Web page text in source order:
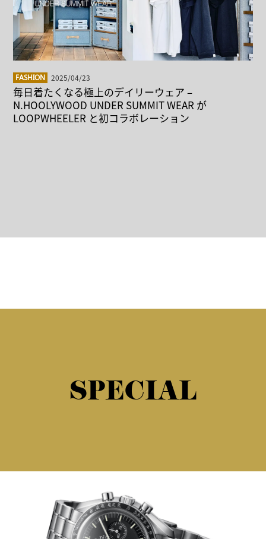
FASHION 2025/04/23
毎日着たくなる極上のデイリーウェア –
N.HOOLYWOOD UNDER SUMMIT WEAR が
LOOPWHEELER と初コラボレーション
SPECIAL